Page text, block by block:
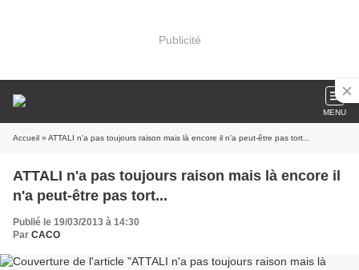
Publicité
MENU
Accueil » ATTALI n'a pas toujours raison mais là encore il n'a peut-être pas tort...
ATTALI n'a pas toujours raison mais là encore il
n'a peut-être pas tort...
Publié le 19/03/2013 à 14:30
Par CACO